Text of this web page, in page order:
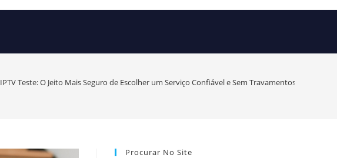
IPTV Teste: O Jeito Mais Seguro de Escolher um Serviço Confiável e Sem Travamentos em 2025
Procurar No Site